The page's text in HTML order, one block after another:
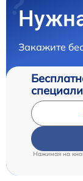
Закажите
Нажимая на